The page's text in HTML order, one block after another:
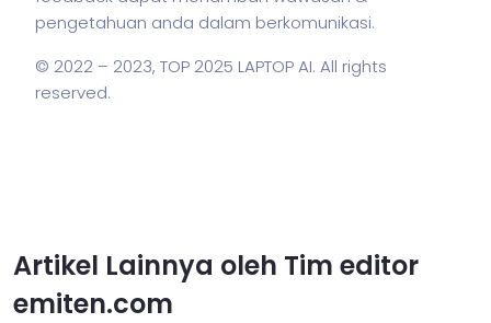
pengetahuan anda dalam berkomunikasi.
© 2022 – 2023, TOP 2025 LAPTOP AI. All rights
reserved.
Artikel Lainnya oleh Tim editor
emiten.com